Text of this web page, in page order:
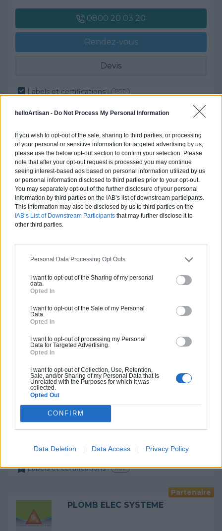
helloArtisan - Do Not Process My Personal Information
If you wish to opt-out of the sale, sharing to third parties, or processing
of your personal or sensitive information for targeted advertising by us,
please use the below opt-out section to confirm your selection. Please
note that after your opt-out request is processed you may continue
seeing interest-based ads based on personal information utilized by us
or personal information disclosed to third parties prior to your opt-out.
You may separately opt-out of the further disclosure of your personal
information by third parties on the IAB’s list of downstream participants.
This information may also be disclosed by us to third parties on the
IAB’s List of Downstream Participants that may further disclose it to
other third parties.
Personal Data Processing Opt Outs
I want to opt-out of the Sharing of my personal
data.
Opted In
I want to opt-out of the Sale of my Personal
Data.
Opted In
I want to opt-out of processing my Personal
Data for Targeted Advertising.
Opted In
I want to opt-out of Collection, Use, Retention,
Sale, and/or Sharing of my Personal Data that Is
Unrelated with the Purposes for which it was
collected.
Opted Out
CONFIRM
Data Deletion Data Access Privacy Policy
0800 20 03 20
Rendez-vous
Devis
Labels et certifications : RGE
Partenaire
Activités :, ...
Pas d'avis pour ce pro.
0800 20 03 20
Labels et certifications : RGE
Partenaire
Activités :Volet en PVC, Papier peint, ...
4.8
Labels et certifications : RGE
Partenaire
PLOMB ELEC SYSTEME